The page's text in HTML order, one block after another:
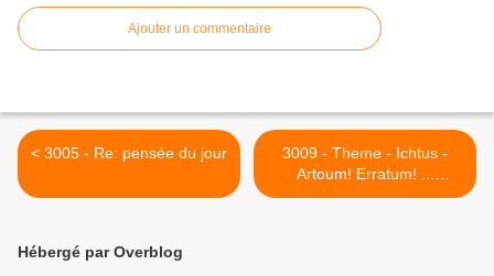
Ajouter un commentaire
< 3005 - Re: pensée du jour
3009 - Theme - Ichtus -
Artoum! Erratum! ...
Correctum merdum ou je
Hébergé par Overblog